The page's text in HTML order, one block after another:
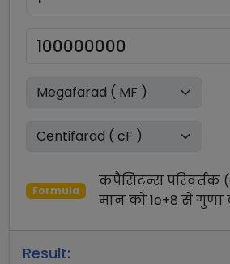
Formula
कपैसिटन्स परिवर्तक
मान को1e+8 सेगुणा
Result: